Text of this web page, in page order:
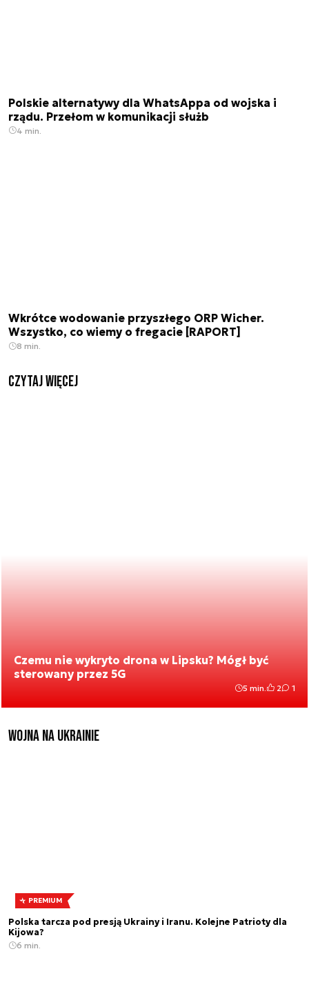
Polskie alternatywy dla WhatsAppa od wojska i
rządu. Przełom w komunikacji służb
4 min.
Wkrótce wodowanie przyszłego ORP Wicher.
Wszystko, co wiemy o fregacie [RAPORT]
8 min.
czytaj więcej
Czemu nie wykryto drona w Lipsku? Mógł być
sterowany przez 5G
5 min. 2 1
Wojna na Ukrainie
PREMIUM
Polska tarcza pod presją Ukrainy i Iranu. Kolejne Patrioty dla
Kijowa?
6 min.